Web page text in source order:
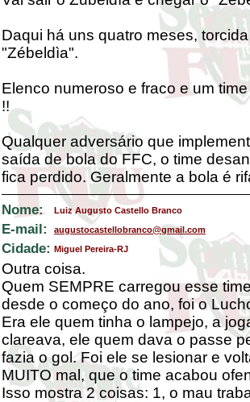
Daqui há uns quatro meses,
"Zébeldìa".
Elenco numeroso e fraco e um
!!
Qualquer adversário que
saída de bola do FFC, o time
fica perdido. Geralmente a bola é
Nome: Luiz Augusto Castello Branco
E-mail: augustocastellobranco@gmail.com
Cidade: Miguel Pereira-RJ
Outra coisa.
Quem SEMPRE carregou esse
desde o começo do ano, foi o
Era ele quem tinha o lampejo, a
clareava, ele quem dava o passe
fazia o gol. Foi ele se lesionar e
MUITO mal, que o time acabou
Isso mostra 2 coisas: 1, o mau